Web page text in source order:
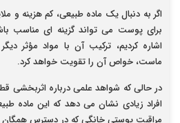
اگر به دنبال یک ماده طبیعی، کم هزینه و
برای پوست می تواند گزینه ای مناسب
اشاره کردیم، ترکیب آن با مواد مؤثر
ماست، خواص آن را تقویت خواهد کرد.
در حالی که شواهد علمی درباره
افراد زیادی نشان می دهد که این ماده
مراقبت پوستی خانگی که در دسترس